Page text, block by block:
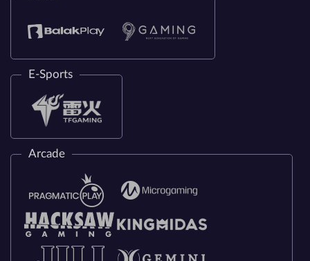
E-Sports
Arcade